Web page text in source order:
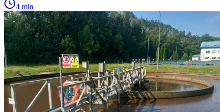
4 min